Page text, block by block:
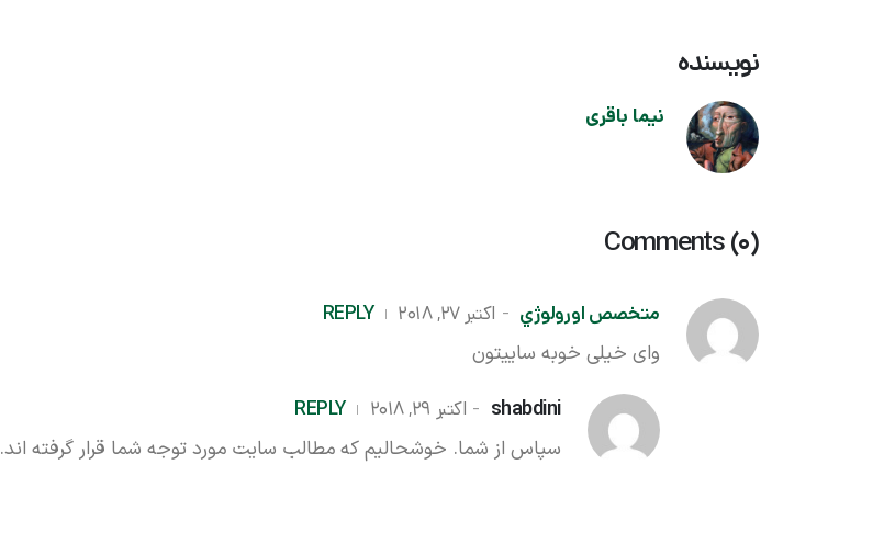
نویسنده
نیما باقری
Comments (0)
متخصص اورولوژي اکتبر 27, 2018 REPLY
وای خیلی خوبه ساییتون
shabdini اکتبر 29, 2018 REPLY
سپاس از شما. خوشحالیم که مطالب سایت مورد توجه شما قرار گرفته اند.